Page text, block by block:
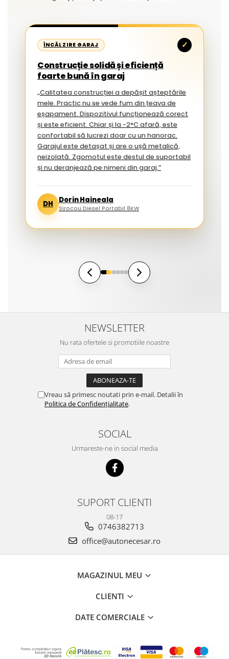
ÎNCĂLZIRE GARAJ ✓
Construcție solidă și eficiență
foarte bună în garaj
„Calitatea construcției a depășit așteptările
mele. Practic nu se vede fum din țeava de
eșapament. Dispozitivul funcționează corect
și este eficient. Chiar și la -2°C afară, este
confortabil să lucrezi doar cu un hanorac.
Garajul este detașat și are o ușă metalică,
neizolată. Zgomotul este destul de suportabil
și nu deranjează pe nimeni din garaj.”
DH Dorin Haineala
Sirocou Diesel Portabil 8KW
NEWSLETTER
Nu rata ofertele si promotiile noastre
Vreau să primesc noutati prin e-mail. Detalii în
Politica de Confidențialitate.
SOCIAL
Urmareste-ne in social media
SUPORT CLIENTI
08-17
0746382713
office@autonecesar.ro
MAGAZINUL MEU
CLIENTI
DATE COMERCIALE